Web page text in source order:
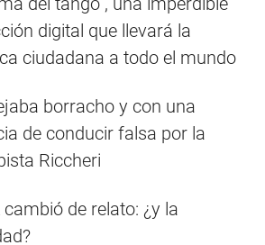
digital que llevará la
ciudadana a todo el mundo
borracho y con una
de conducir falsa por la
Riccheri
cambió de relato: ¿y la